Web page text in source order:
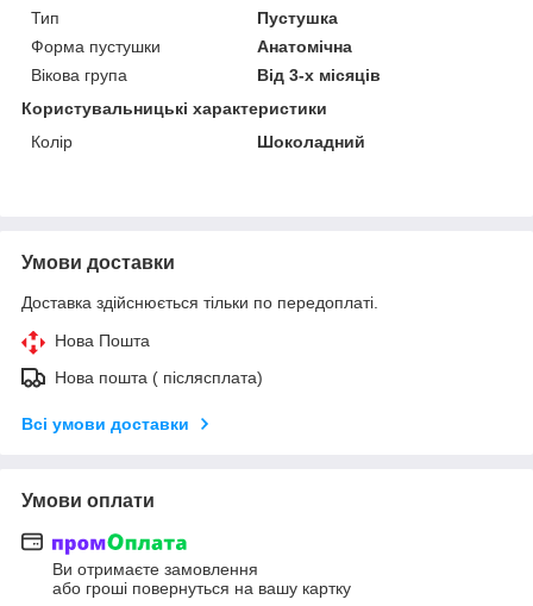
Тип
Пустушка
Форма пустушки
Анатомічна
Вікова група
Від 3-х місяців
Користувальницькі характеристики
Колір
Шоколадний
Умови доставки
Доставка здійснюється тільки по передоплаті.
Нова Пошта
Нова пошта ( післясплата)
Всі умови доставки
Умови оплати
Ви отримаєте замовлення
або гроші повернуться на вашу картку